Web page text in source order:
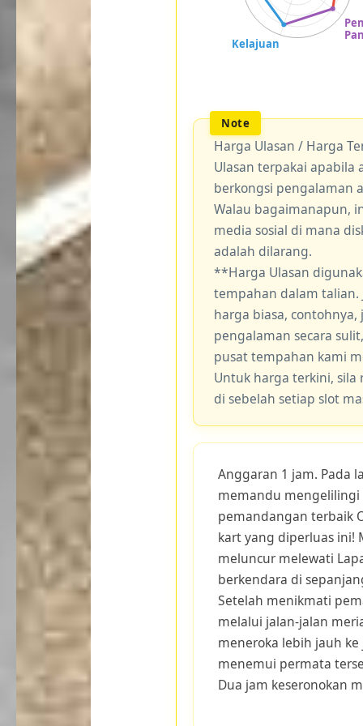
Harga Ulasan / Harga
Ulasan terpakai
berkongsi pengalaman
Walau bagaimanapun,
media sosial di mana
adalah dilarang.
**Harga Ulasan
tempahan dalam talian.
harga biasa,
pengalaman secara
pusat tempahan kami
Untuk harga terkini, sila
di sebelah setiap slot
Anggaran 1 jam. Pada
memandu mengelilingi
pemandangan terbaik
kart yang diperluas ini!
meluncur melewati
berkendara di
Setelah menikmati
melalui jalan-jalan
meneroka lebih jauh
menemui permata
Dua jam keseronokan